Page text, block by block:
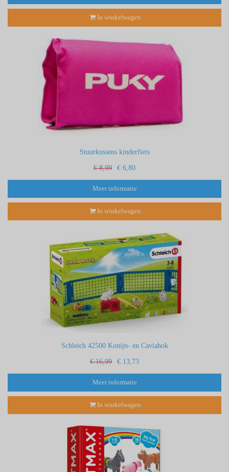
In winkelwagen
Stuurkussens kinderfiets
€ 8,99 € 6,80
Meer informatie
In winkelwagen
Schleich 42500 Konijn- en Caviahok
€ 16,99 € 13,73
Meer informatie
In winkelwagen